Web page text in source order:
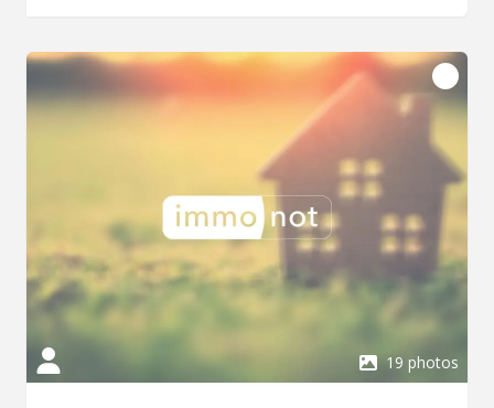
auxquels ce bien est exposé sont disponibles sur le site
Géorisques : www.géorisques.gouv.fr
19 photos